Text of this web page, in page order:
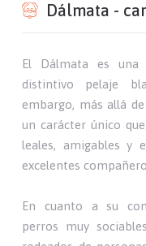
Dálmata -
El Dálmata es
distintivo pelaje
embargo, más allá
un carácter único
leales, amigables y
excelentes
En cuanto a su
perros muy